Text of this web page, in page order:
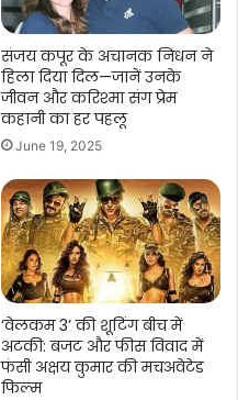
संजय कपूर के अचानक निधन ने
हिला दिया दिल—जानें उनके
जीवन और करिश्मा संग प्रेम
कहानी का हर पहलू
June 19, 2025
‘वेलकम 3’ की शूटिंग बीच में
अटकी: बजट और फीस विवाद में
फंसी अक्षय कुमार की मचअवेटेड
फिल्म